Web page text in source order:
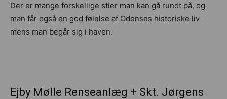
Der er mange forskellige stier man kan gå rundt på, og
man får også en god følelse af Odenses historiske liv
mens man begår sig i haven.
Ejby Mølle Renseanlæg + Skt. Jørgens